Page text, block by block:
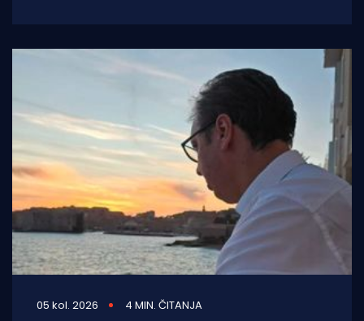
05 kol. 2026 4 MIN. ČITANJA